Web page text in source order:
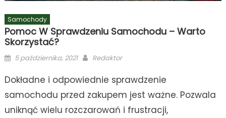
Samochody
Pomoc W Sprawdzeniu Samochodu – Warto
Skorzystać?
Posted
5 października, 2021 Author
Redaktor
Dokładne i odpowiednie sprawdzenie
samochodu przed zakupem jest ważne. Pozwala
uniknąć wielu rozczarowań i frustracji,